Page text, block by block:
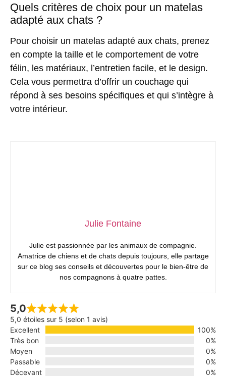
Quels critères de choix pour un matelas
adapté aux chats ?
Pour choisir un matelas adapté aux chats, prenez
en compte la taille et le comportement de votre
félin, les matériaux, l’entretien facile, et le design.
Cela vous permettra d’offrir un couchage qui
répond à ses besoins spécifiques et qui s’intègre à
votre intérieur.
Julie Fontaine
Julie est passionnée par les animaux de compagnie.
Amatrice de chiens et de chats depuis toujours, elle partage
sur ce blog ses conseils et découvertes pour le bien-être de
nos compagnons à quatre pattes.
5,0
5,0 étoiles sur 5 (selon 1 avis)
Excellent
100%
Très bon
0%
Moyen
0%
Passable
0%
Décevant
0%